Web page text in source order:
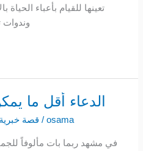
تعينها للقيام بأعباء الحياة
الدعاء أقل ما
قصة خبرية /osama
في مشهد ربما بات مألوفاً